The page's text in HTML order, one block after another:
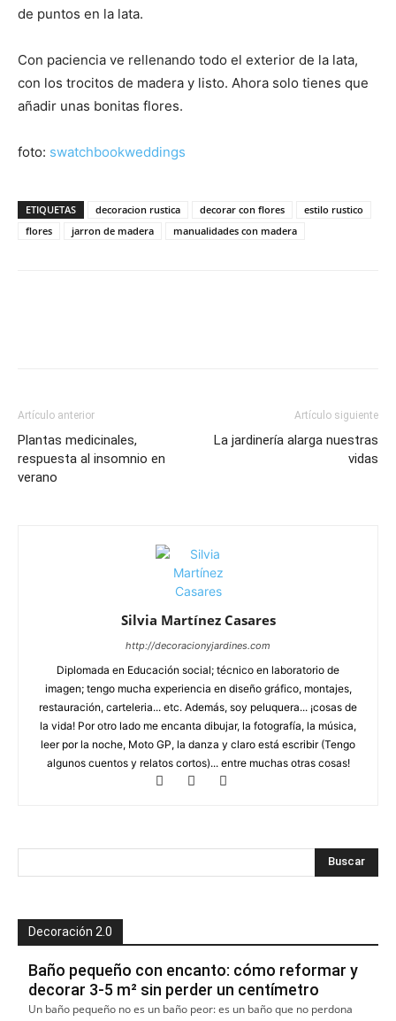
de puntos en la lata.
Con paciencia ve rellenando todo el exterior de la lata,
con los trocitos de madera y listo. Ahora solo tienes que
añadir unas bonitas flores.
foto: swatchbookweddings
ETIQUETAS decoracion rustica decorar con flores
estilo rustico
flores
jarron de madera manualidades con madera
Artículo anterior
Plantas medicinales,
respuesta al insomnio en
verano
Artículo siguiente
La jardinería alarga nuestras
vidas
Silvia Martínez Casares
http://decoracionyjardines.com
Diplomada en Educación social; técnico en laboratorio de
imagen; tengo mucha experiencia en diseño gráfico, montajes,
restauración, carteleria... etc. Además, soy peluquera... ¡cosas de
la vida! Por otro lado me encanta dibujar, la fotografía, la música,
leer por la noche, Moto GP, la danza y claro está escribir (Tengo
algunos cuentos y relatos cortos)... entre muchas otras cosas!
Decoración 2.0
Baño pequeño con encanto: cómo reformar y
decorar 3-5 m² sin perder un centímetro
Un baño pequeño no es un baño peor: es un baño que no perdona